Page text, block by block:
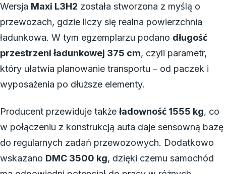
Wersja Maxi L3H2 została stworzona z myślą o
przewozach, gdzie liczy się realna powierzchnia
ładunkowa. W tym egzemplarzu podano długość
przestrzeni ładunkowej 375 cm, czyli parametr,
który ułatwia planowanie transportu – od paczek i
wyposażenia po dłuższe elementy.
Producent przewiduje także ładowność 1555 kg, co
w połączeniu z konstrukcją auta daje sensowną bazę
do regularnych zadań przewozowych. Dodatkowo
wskazano DMC 3500 kg, dzięki czemu samochód